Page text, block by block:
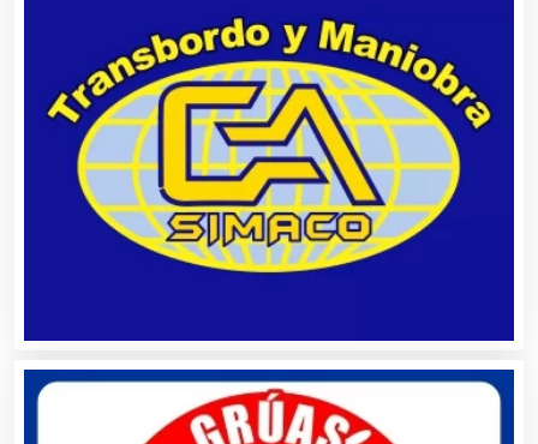
Artículos Importados
Artículos para el Hogar
Artículos para Regalos
Artículos Personales